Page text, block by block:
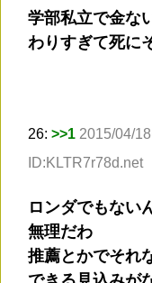
学部私立で金な
わりすぎて死に
26: >>1 2015/04/
ID:KLTR7r78d.net
ロンダでもない
無理だわ
推薦とかでそれ